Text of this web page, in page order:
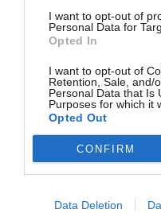
I want to opt-out of
Personal Data for
Opted In
I want to opt-out of
Retention, Sale, and/
Personal Data that Is
Purposes for which it
Opted Out
CONFIRM
Data Deletion
Nokia, Ericsson...
son las patentes
Eulogio López
Isabel
con
euros...
Eulogio
El IBEX